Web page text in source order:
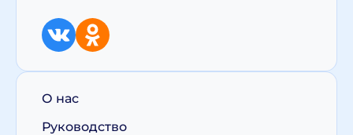
О нас
Руководство